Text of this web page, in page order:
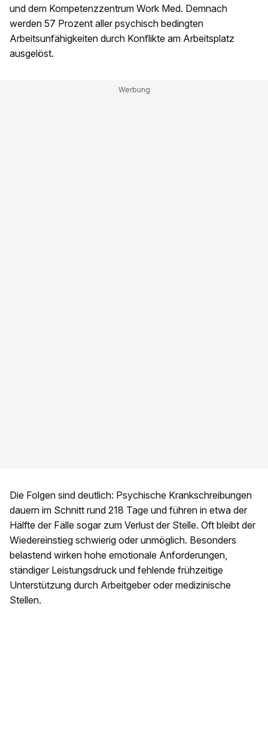
und dem Kompetenzzentrum Work Med. Demnach
werden 57 Prozent aller psychisch bedingten
Arbeitsunfähigkeiten durch Konflikte am Arbeitsplatz
ausgelöst.
Die Folgen sind deutlich: Psychische Krankschreibungen
dauern im Schnitt rund 218 Tage und führen in etwa der
Hälfte der Fälle sogar zum Verlust der Stelle. Oft bleibt der
Wiedereinstieg schwierig oder unmöglich. Besonders
belastend wirken hohe emotionale Anforderungen,
ständiger Leistungsdruck und fehlende frühzeitige
Unterstützung durch Arbeitgeber oder medizinische
Stellen.